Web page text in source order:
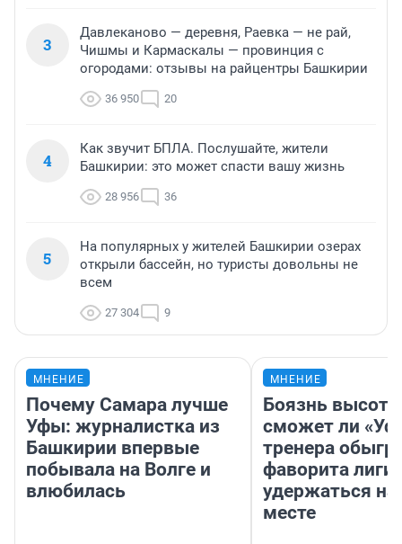
3
Давлеканово — деревня, Раевка — не рай,
Чишмы и Кармаскалы — провинция с
огородами: отзывы на райцентры Башкирии
36 950 20
4
Как звучит БПЛА. Послушайте, жители
Башкирии: это может спасти вашу жизнь
28 956 36
5
На популярных у жителей Башкирии озерах
открыли бассейн, но туристы довольны не
всем
27 304 9
МНЕНИЕ
Почему Самара лучше
Уфы: журналистка из
Башкирии впервые
побывала на Волге и
влюбилась
МНЕНИЕ
Боязнь
сможет ли
тренера
фаворита лиги
удержаться
месте